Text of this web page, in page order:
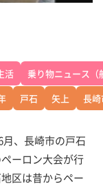
活
乗り物ニュース（
戸石 矢上 長
、長崎市の戸石
ーロン大会が行
区は昔からペー